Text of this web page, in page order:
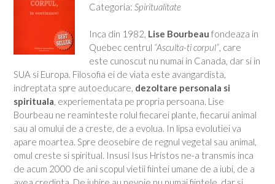
Categoria: Spiritualitate
Inca din 1982, Lise Bourbeau fondeaza in
Quebec centrul “Asculta-ti corpul”, care
este cunoscut nu numai in Canada, dar si in
SUA si Europa. Filosofia ei de viata este avangardista,
indreptata spre autoeducare, dezoltare personala si
spirituala, experiementata pe propria persoana. Lise
Bourbeau ne reaminteste rolul fiecarei plante, fiecarui animal
sau al omului de a creste, de a evolua. In lipsa evolutiei va
apare moartea. Spre deosebire de regnul vegetal sau animal,
omul creste si spiritual. Insusi Isus Hristos ne-a transmis inca
de acum 2000 de ani scopul vietii fiintei umane de a iubi, de a